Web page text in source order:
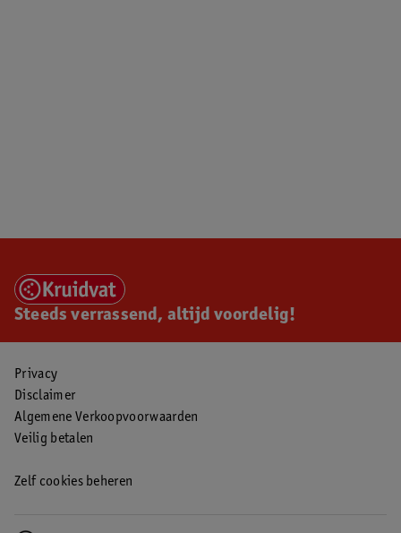
Steeds verrassend, altijd voordelig!
Privacy
Disclaimer
Algemene Verkoopvoorwaarden
Veilig betalen
Zelf cookies beheren